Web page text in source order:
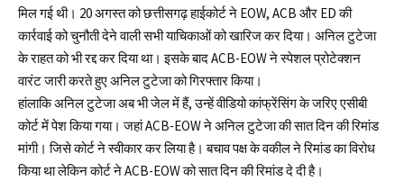
मिल गई थी। 20 अगस्त को छत्तीसगढ़ हाईकोर्ट ने EOW, ACB और ED की
कार्रवाई को चुनौती देने वाली सभी याचिकाओं को खारिज कर दिया। अनिल टुटेजा
के राहत को भी रद्द कर दिया था। इसके बाद ACB-EOW ने स्पेशल प्रोटेक्शन
वारंट जारी करते हुए अनिल टुटेजा को गिरफ्तार किया।
हांलाकि अनिल टुटेजा अब भी जेल में हैं, उन्हें वीडियो कांफ्रेंसिंग के जरिए एसीबी
कोर्ट में पेश किया गया। जहां ACB-EOW ने अनिल टुटेजा की सात दिन की रिमांड
मांगी। जिसे कोर्ट ने स्वीकार कर लिया है। बचाव पक्ष के वकील ने रिमांड का विरोध
किया था लेकिन कोर्ट ने ACB-EOW को सात दिन की रिमांड दे दी है।